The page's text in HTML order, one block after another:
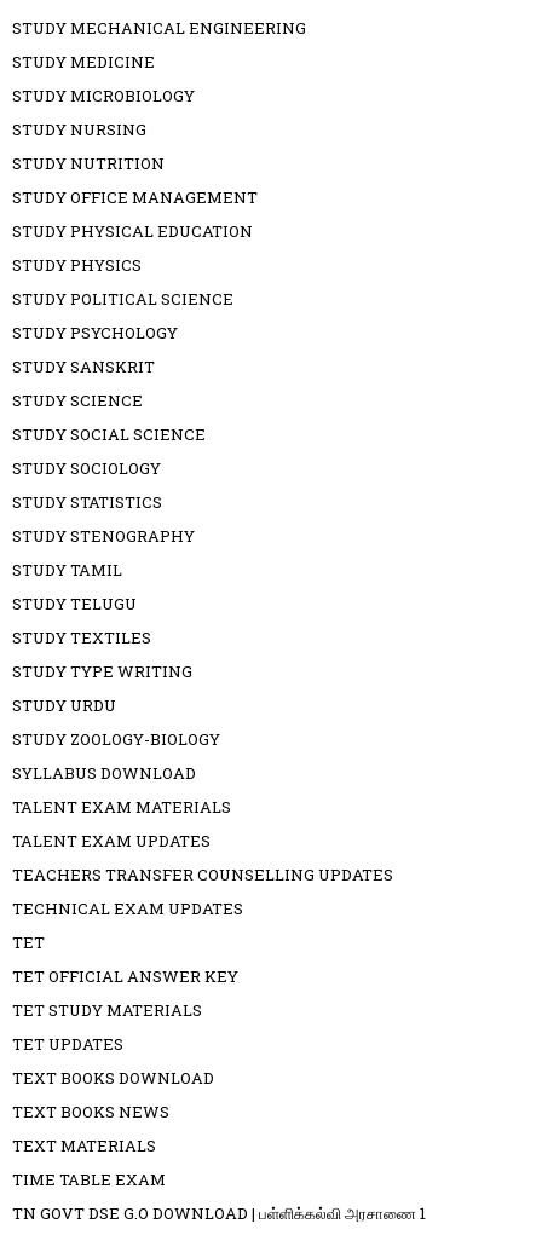
STUDY MECHANICAL ENGINEERING
STUDY MEDICINE
STUDY MICROBIOLOGY
STUDY NURSING
STUDY NUTRITION
STUDY OFFICE MANAGEMENT
STUDY PHYSICAL EDUCATION
STUDY PHYSICS
STUDY POLITICAL SCIENCE
STUDY PSYCHOLOGY
STUDY SANSKRIT
STUDY SCIENCE
STUDY SOCIAL SCIENCE
STUDY SOCIOLOGY
STUDY STATISTICS
STUDY STENOGRAPHY
STUDY TAMIL
STUDY TELUGU
STUDY TEXTILES
STUDY TYPE WRITING
STUDY URDU
STUDY ZOOLOGY-BIOLOGY
SYLLABUS DOWNLOAD
TALENT EXAM MATERIALS
TALENT EXAM UPDATES
TEACHERS TRANSFER COUNSELLING UPDATES
TECHNICAL EXAM UPDATES
TET
TET OFFICIAL ANSWER KEY
TET STUDY MATERIALS
TET UPDATES
TEXT BOOKS DOWNLOAD
TEXT BOOKS NEWS
TEXT MATERIALS
TIME TABLE EXAM
TN GOVT DSE G.O DOWNLOAD | பள்ளிக்கல்வி அரசாணை 1